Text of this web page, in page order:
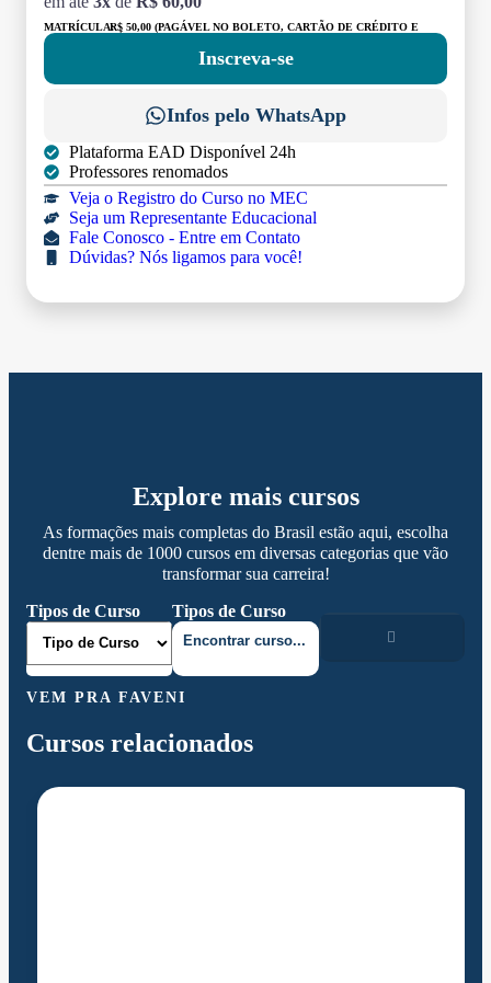
MATRÍCULA:R$ 50,00 (PAGÁVEL NO BOLETO, CARTÃO DE CRÉDITO E
Inscreva-se
Infos pelo WhatsApp
Plataforma EAD Disponível 24h
Professores renomados
Veja o Registro do Curso no MEC
Seja um Representante Educacional
Fale Conosco - Entre em Contato
Dúvidas? Nós ligamos para você!
Explore mais cursos
As formações mais completas do Brasil estão aqui, escolha
dentre mais de 1000 cursos em diversas categorias que vão
transformar sua carreira!
Tipos de Curso
Tipos de Curso
VEM PRA FAVENI
Cursos relacionados